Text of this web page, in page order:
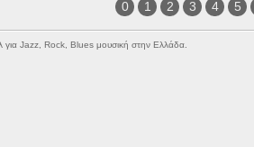
0
1 2 3 4 5
για Jazz, Rock, Blues μουσική στην Ελλάδα.